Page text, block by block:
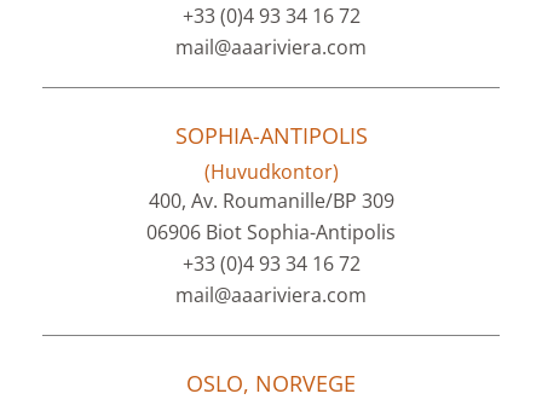
+33 (0)4 93 34 16 72
mail@aaariviera.com
SOPHIA-ANTIPOLIS
(Huvudkontor)
400, Av. Roumanille/BP 309
06906 Biot Sophia-Antipolis
+33 (0)4 93 34 16 72
mail@aaariviera.com
OSLO, NORVEGE